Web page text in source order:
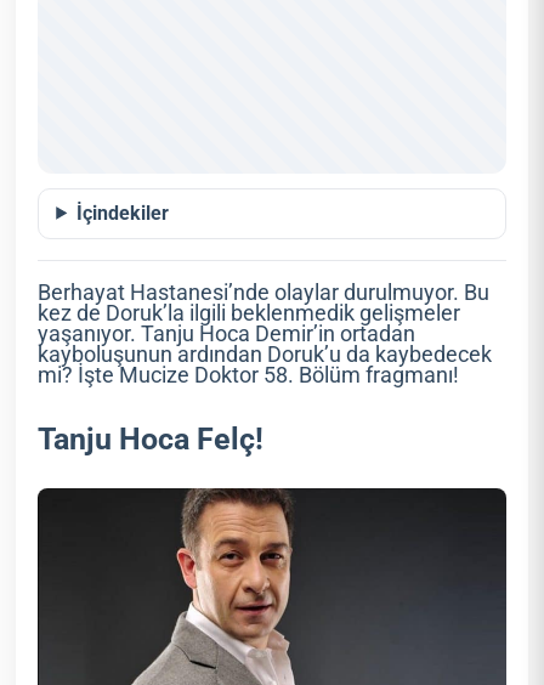
İçindekiler
Berhayat Hastanesi’nde olaylar durulmuyor. Bu
kez de Doruk’la ilgili beklenmedik gelişmeler
yaşanıyor. Tanju Hoca Demir’in ortadan
kayboluşunun ardından Doruk’u da kaybedecek
mi? İşte Mucize Doktor 58. Bölüm fragmanı!
Tanju Hoca Felç!